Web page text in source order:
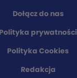
Dołącz do nas
Polityka prywatności
Polityka Cookies
Redakcja